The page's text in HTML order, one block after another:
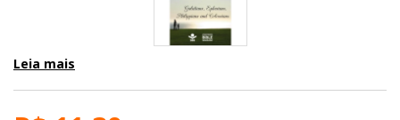
Leia mais